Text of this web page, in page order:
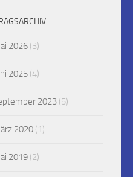
2026 (3)
2025 (4)
2023 (5)
2020 (1)
2019 (2)